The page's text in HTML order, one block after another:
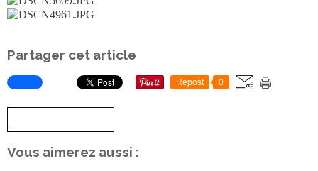
Partager cet article
Repost 0
Vous aimerez aussi :